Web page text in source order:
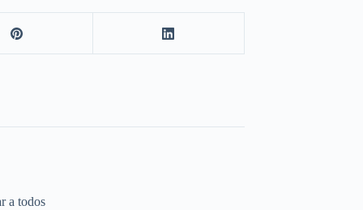
a todos